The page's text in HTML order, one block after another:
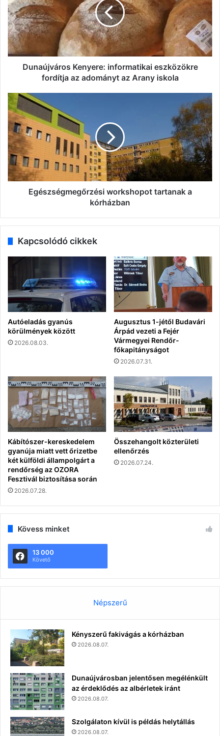
eszközökre
fordítja
az
adományt
az
Arany
iskolaDunaújváros Kenyere: informatikai eszközökre
fordítja az adományt az Arany iskola
Egészségmegőrzési
workshopot
tartanak
kórházban
Egészségmegőrzési workshopot tartanak a
kórházban
Kapcsolódó cikkek
Autóeladás gyanús
körülmények között
2026.08.03.
Augusztus 1-jétől Budavári
Árpád vezeti a Fejér
Vármegyei Rendőr-
főkapitányságot
2026.07.31.
Kábítószer-kereskedelem
gyanúja miatt vett őrizetbe
két külföldi állampolgárt a
rendőrség az OZORA
Fesztivál biztosítása során
2026.07.28.
Összehangolt közterületi
ellenőrzés
2026.07.24.
Kövess minket
13 000
Követő
Népszerű
Kényszerű fakivágás a kórházban
2026.08.07.
Dunaújvárosban jelentősen megélénkült
az érdeklődés az albérletek iránt
2026.08.07.
Szolgálaton kívül is példás helytállás
2026.08.07.